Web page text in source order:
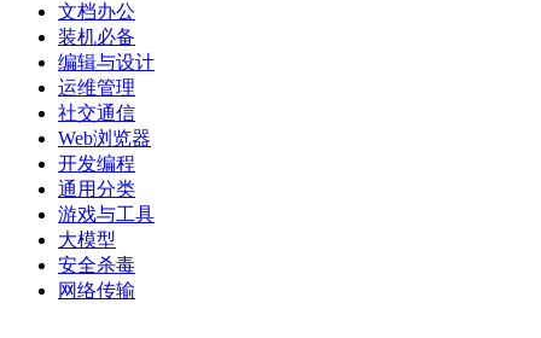
文档办公
装机必备
编辑与设计
运维管理
社交通信
Web浏览器
开发编程
通用分类
游戏与工具
大模型
安全杀毒
网络传输